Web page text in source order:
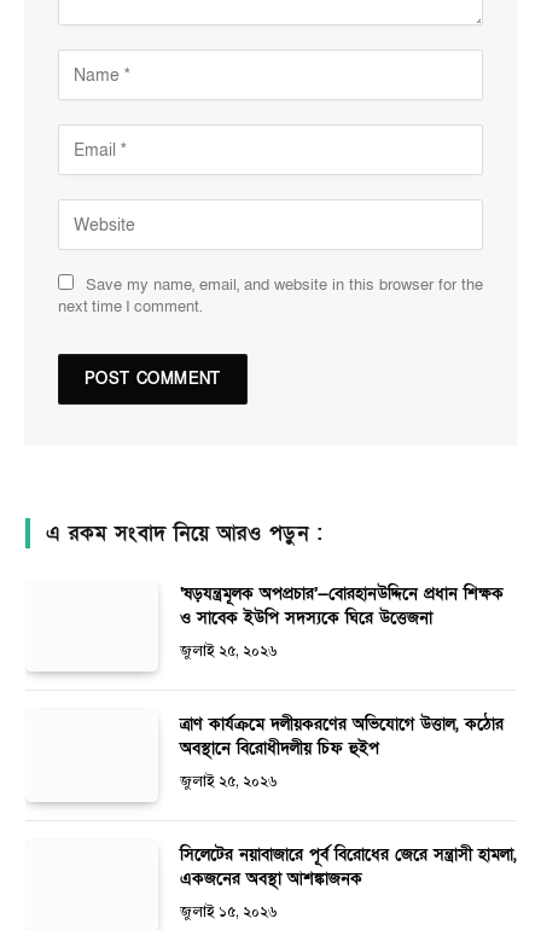
Save my name, email, and website in this browser for the
next time I comment.
এ রকম সংবাদ নিয়ে আরও পড়ুন :
‘ষড়যন্ত্রমূলক অপপ্রচার’—বোরহানউদ্দিনে প্রধান শিক্ষক
ও সাবেক ইউপি সদস্যকে ঘিরে উত্তেজনা
জুলাই ২৫, ২০২৬
ত্রাণ কার্যক্রমে দলীয়করণের অভিযোগে উত্তাল, কঠোর
অবস্থানে বিরোধীদলীয় চিফ হুইপ
জুলাই ২৫, ২০২৬
সিলেটের নয়াবাজারে পূর্ব বিরোধের জেরে সন্ত্রাসী হামলা,
একজনের অবস্থা আশঙ্কাজনক
জুলাই ১৫, ২০২৬